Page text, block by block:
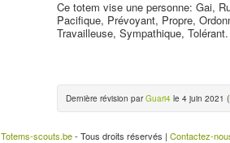
Ce totem vise une personne: Gai,
Pacifique, Prévoyant, Propre,
Travailleuse, Sympathique, Tolérant.
Dernière révision parGuari4 le 4 juin 2021 (
Totems-scouts.be- Tous droits réservés | Contactez-